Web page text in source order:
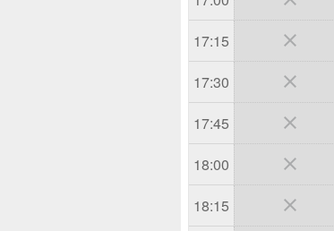
17:15 
17:30 
17:45 
18:00 
18:15 